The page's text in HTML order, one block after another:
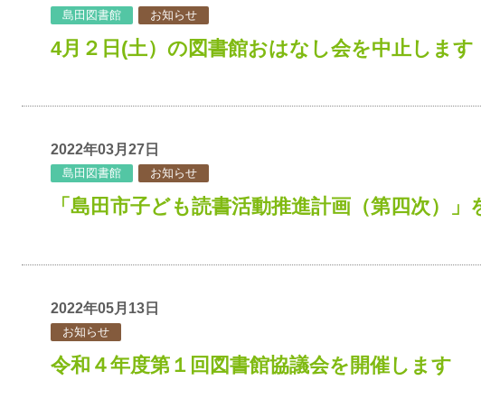
島田図書館 お知らせ
4月２日(土）の図書館おはなし会を中止します
2022年03月27日
島田図書館 お知らせ
「島田市子ども読書活動推進計画（第四次）」
2022年05月13日
お知らせ
令和４年度第１回図書館協議会を開催します